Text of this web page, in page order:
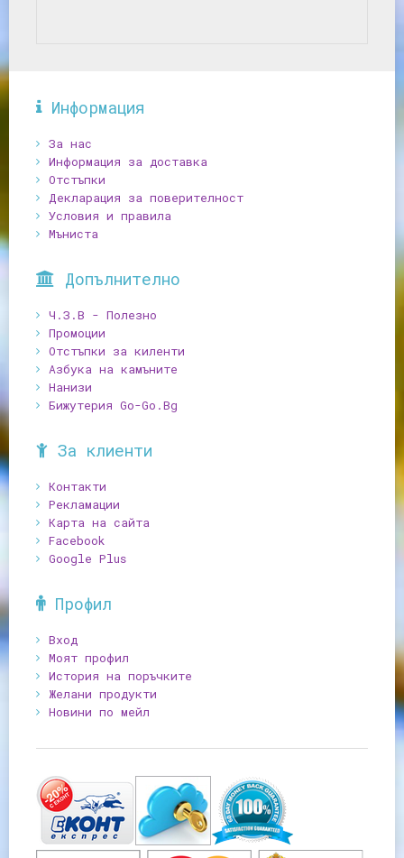
Информация
За нас
Информация за доставка
Отстъпки
Декларация за поверителност
Условия и правила
Мъниста
Допълнително
Ч.З.В - Полезно
Промоции
Отстъпки за киленти
Азбука на камъните
Нанизи
Бижутерия Go-Go.Bg
За клиенти
Контакти
Рекламации
Карта на сайта
Facebook
Google Plus
Профил
Вход
Моят профил
История на поръчките
Желани продукти
Новини по мейл